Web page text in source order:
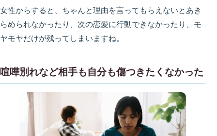
女性からすると、ちゃんと理由を言ってもらえないとあき
らめられなかったり、次の恋愛に行動できなかったり、モ
ヤモヤだけが残ってしまいますね。
喧嘩別れなど相手も自分も傷つきたくなかった